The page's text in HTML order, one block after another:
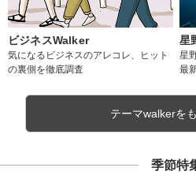
ビジネスWalker
気になるビジネスのアレコレ、ヒット
の裏側を徹底調査
星
星
最
テーマwalkerを
季節特